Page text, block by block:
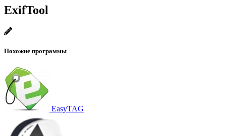
ExifTool
Похожие программы
EasyTAG